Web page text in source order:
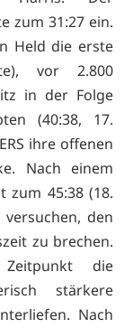
zum 31:27 ein.
Held die erste
vor 2.800
in der Folge
(40:38, 17.
ihre offenen
Nach einem
zum 45:38 (18.
den
zu brechen.
die
stärkere
Nach